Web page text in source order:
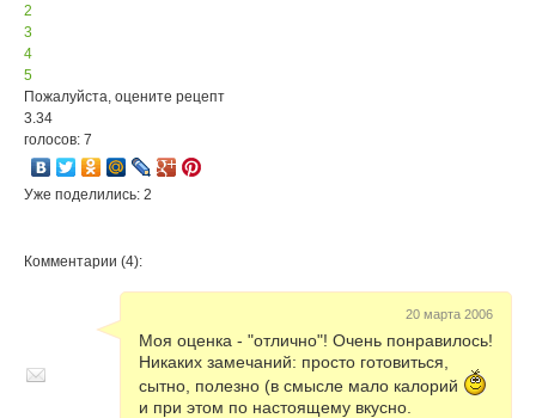
2
3
4
5
Пожалуйста, оцените рецепт
3.34
голосов: 7
Уже поделились: 2
Комментарии (4):
20 марта 2006
Моя оценка - "отлично"! Очень понравилось!
Никаких замечаний: просто готовиться,
сытно, полезно (в смысле мало калорий
и при этом по настоящему вкусно.